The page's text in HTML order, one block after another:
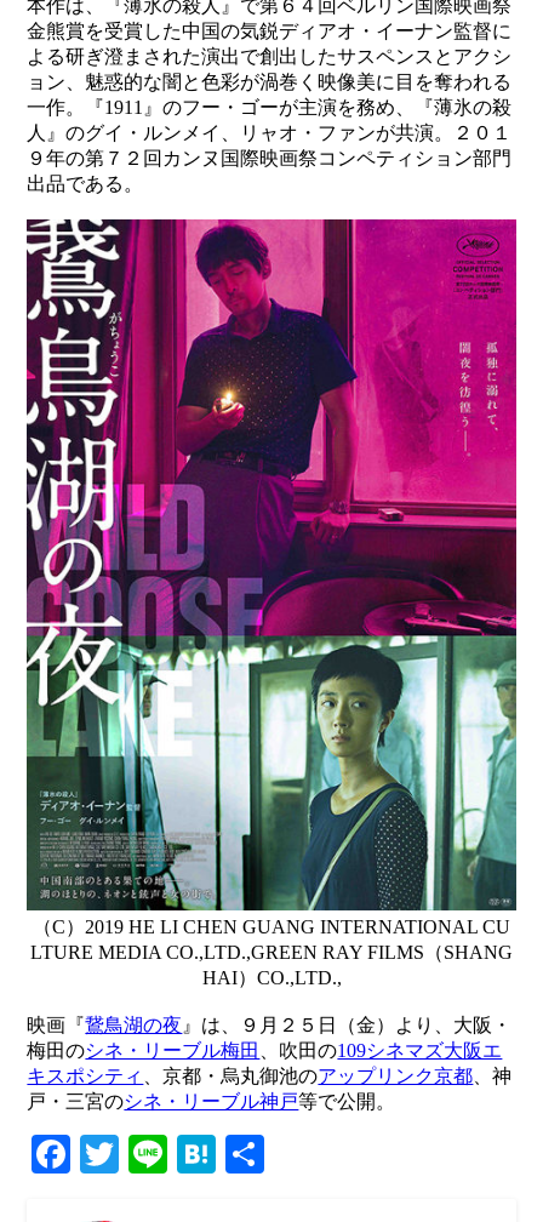
本作は、『薄氷の殺人』で第６４回ベルリン国際映画祭
金熊賞を受賞した中国の気鋭ディアオ・イーナン監督に
よる研ぎ澄まされた演出で創出したサスペンスとアクシ
ョン、魅惑的な闇と色彩が渦巻く映像美に目を奪われる
一作。『1911』のフー・ゴーが主演を務め、『薄氷の殺
人』のグイ・ルンメイ、リャオ・ファンが共演。２０１
９年の第７２回カンヌ国際映画祭コンペティション部門
出品である。
（C）2019 HE LI CHEN GUANG INTERNATIONAL CU
LTURE MEDIA CO.,LTD.,GREEN RAY FILMS（SHANG
HAI）CO.,LTD.,
映画『鵞鳥湖の夜 』は、９月２５日（金）より、大阪・
梅田のシネ・リーブル梅田 、吹田の109シネマズ大阪エ
キスポシティ
、京都・烏丸御池のアップリンク京都 、神
戸・三宮のシネ・リーブル神戸等で公開。
Facebook
TwitterLineHatena